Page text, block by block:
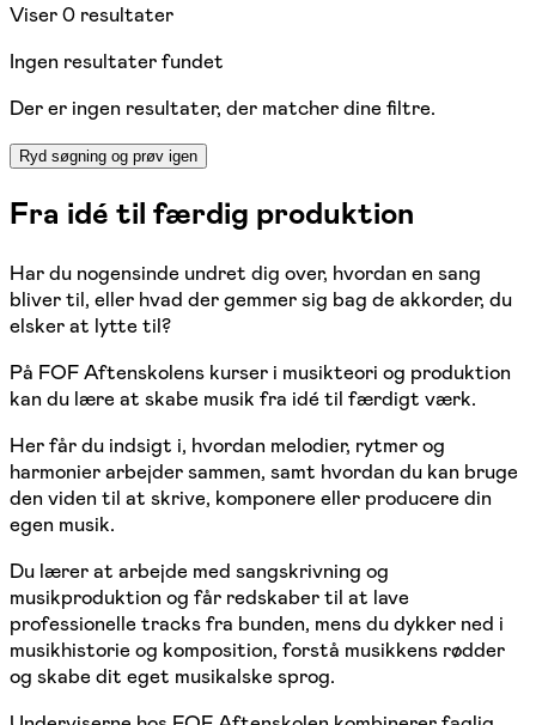
Viser0 resultater
Ingen resultater fundet
Der er ingen resultater, der matcher dine filtre.
Ryd søgning og prøv igen
Fra idé til færdig produktion
Har du nogensinde undret dig over, hvordan en sang
bliver til, eller hvad der gemmer sig bag de akkorder, du
elsker at lytte til?
På FOF Aftenskolens kurser i musikteori og produktion
kan du lære at skabe musik fra idé til færdigt værk.
Her får du indsigt i, hvordan melodier, rytmer og
harmonier arbejder sammen, samt hvordan du kan bruge
den viden til at skrive, komponere eller producere din
egen musik.
Du lærer at arbejde med sangskrivning og
musikproduktion og får redskaber til at lave
professionelle tracks fra bunden, mens du dykker ned i
musikhistorie og komposition, forstå musikkens rødder
og skabe dit eget musikalske sprog.